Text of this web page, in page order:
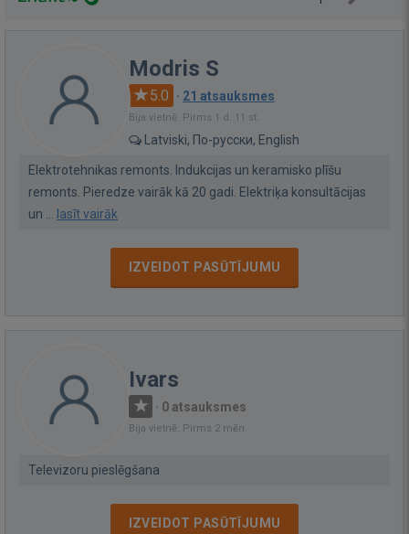
Modris S
5.0 · 21 atsauksmes
Bija vietnē: Pirms 1 d. 11 st.
Latviski, По-русски, English
Elektrotehnikas remonts. Indukcijas un keramisko plīšu
remonts. Pieredze vairāk kā 20 gadi. Elektriķa konsultācijas
un ... lasīt vairāk
IZVEIDOT PASŪTĪJUMU
Ivars
· 0 atsauksmes
Bija vietnē: Pirms 2 mēn.
Televizoru pieslēgšana
IZVEIDOT PASŪTĪJUMU